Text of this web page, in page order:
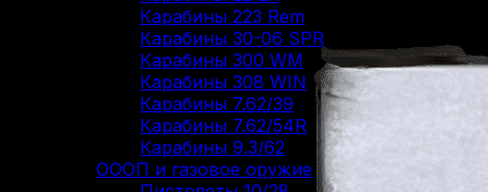
Карабины 223 Rem
Карабины 30-06 SPR
Карабины 300 WM
Карабины 308 WIN
Карабины 7.62/39
Карабины 7.62/54R
Карабины 9.3/62
ОООП и газовое оружие